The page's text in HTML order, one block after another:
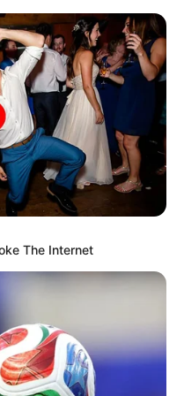
den 15.08.2026
in und
gehören zum Beispiel
. Aber auch der
für bleibende
sorgen.
für Hamburg mit der
The Internet